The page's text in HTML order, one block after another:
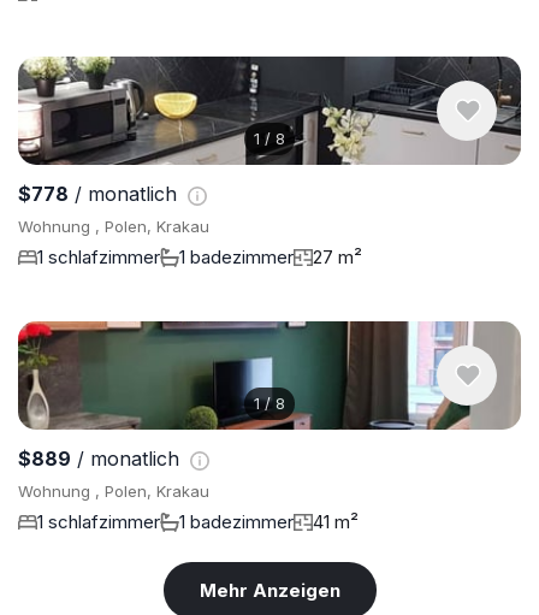
1 / 8
$778 / monatlich
Wohnung , Polen, Krakau
1 schlafzimmer 1 badezimmer 27 m²
1/8
$889 / monatlich
Wohnung , Polen, Krakau
1 schlafzimmer 1 badezimmer 41 m²
Mehr Anzeigen